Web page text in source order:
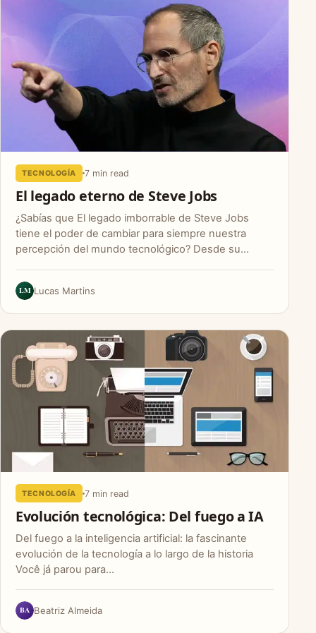
TECNOLOGÍA 7 min read
El legado eterno de Steve Jobs
¿Sabías que El legado imborrable de Steve Jobs
tiene el poder de cambiar para siempre nuestra
percepción del mundo tecnológico? Desde su…
LM Lucas Martins
TECNOLOGÍA 7 min read
Evolución tecnológica: Del fuego a IA
Del fuego a la inteligencia artificial: la fascinante
evolución de la tecnología a lo largo de la historia
Você já parou para…
BA Beatriz Almeida